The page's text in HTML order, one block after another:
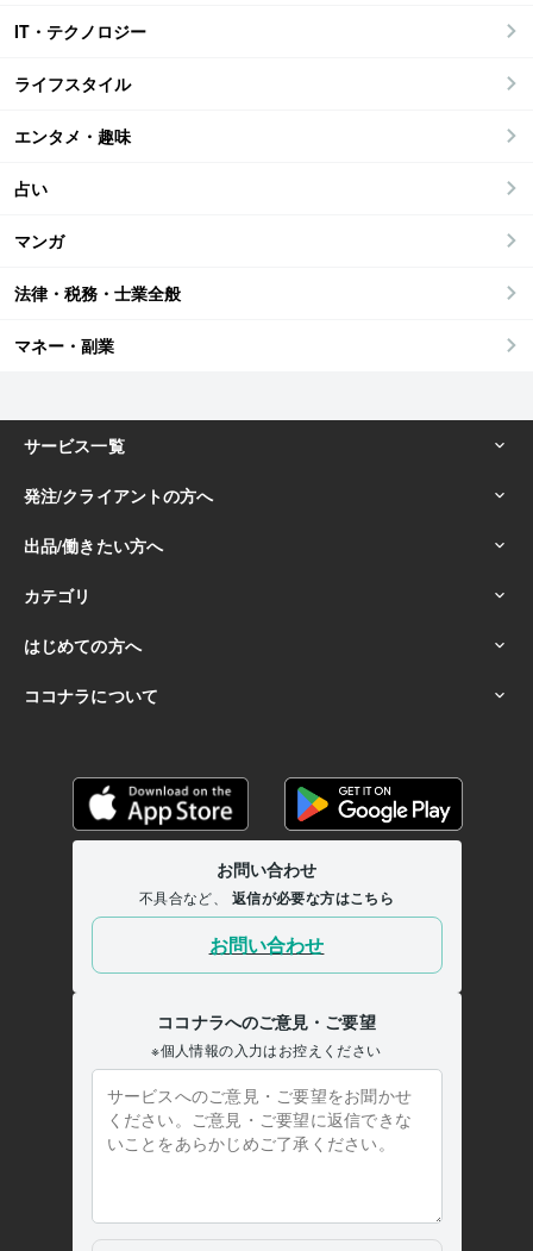
IT・テクノロジー
ライフスタイル
エンタメ・趣味
占い
マンガ
法律・税務・士業全般
マネー・副業